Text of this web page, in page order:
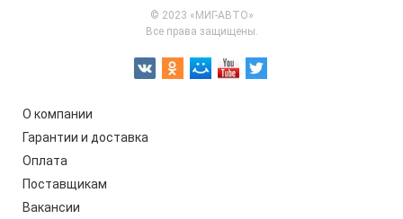
© 2023 «МИГ-АВТО»
Все права защищены.
О компании
Гарантии и доставка
Оплата
Поставщикам
Вакансии